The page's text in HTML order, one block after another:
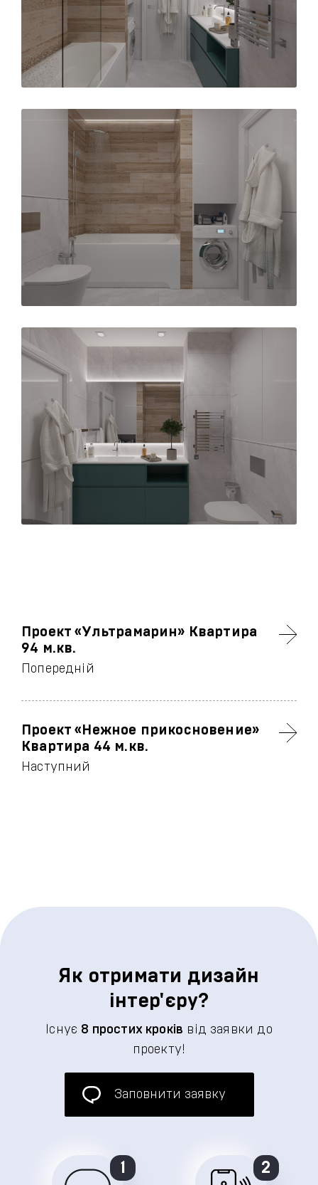
Проект «Ультрамарин» Квартира
94 м.кв.
Попередній
Проект «Нежное прикосновение»
Квартира 44 м.кв.
Наступний
Як отримати дизайн
інтер'єру?
Існує 8 простих кроків від заявки до
проекту!
Заповнити заявку
1 2